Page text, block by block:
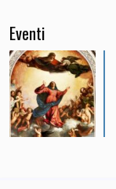
Eventi